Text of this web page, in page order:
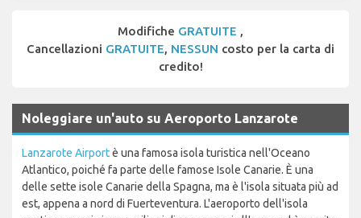
Modifiche GRATUITE ,
Cancellazioni GRATUITE, NESSUN costo per la carta di
credito!
Noleggiare un'auto su Aeroporto Lanzarote
Lanzarote Airportè una famosa isola turistica nell'Oceano
Atlantico, poiché fa parte delle famose Isole Canarie. È una
delle sette isole Canarie della Spagna, ma è l'isola situata più ad
est, appena a nord di Fuerteventura. L'aeroporto dell'isola